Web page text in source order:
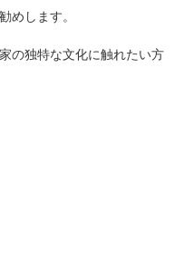
めします。
の独特な文化に触れたい方